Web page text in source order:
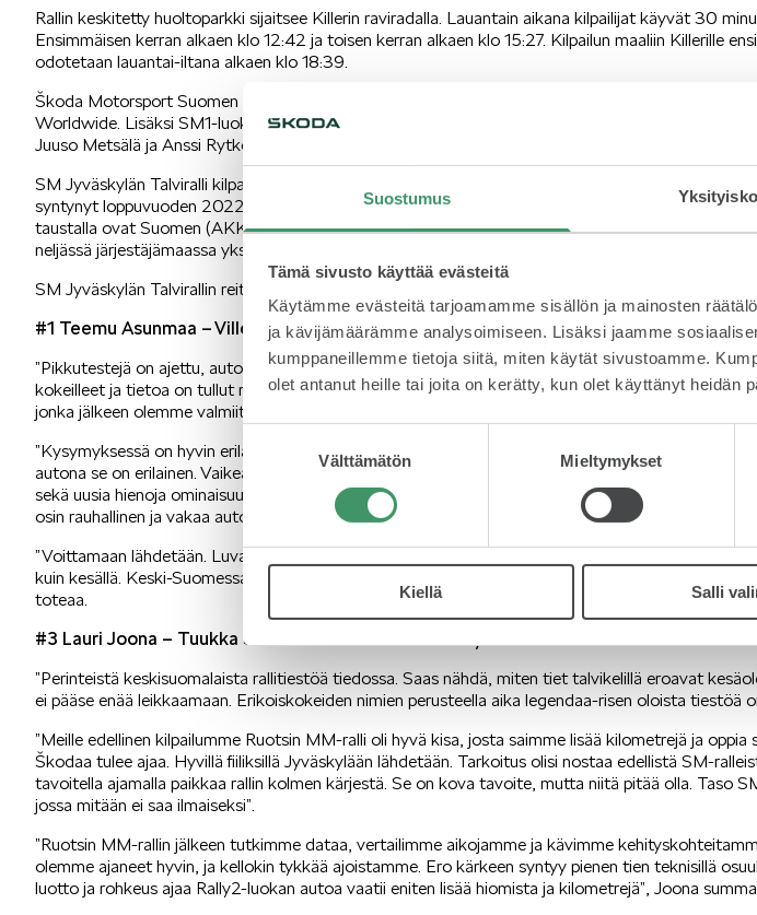
Suostumus
Tämä sivusto käyttää evästeitä
Käytämme evästeitä tarjoamamme sisällön ja mainosten
ja kävijämäärämme analysoimiseen. Lisäksi jaamme
kumppaneillemme tietoja siitä, miten käytät sivustoamme.
olet antanut heille tai joita on kerätty, kun olet käyttänyt heidän
valinta
Välttämätön Mieltymykset
Kiellä Salli
Rallin keskitetty huoltoparkki sijaitsee Killerin raviradalla. Lauantain aikana kilpailijat käyvät 30
Ensimmäisen kerran alkaen klo 12:42 ja toisen kerran alkaen klo 15:27. Kilpailun maaliin Killerille
odotetaan lauantai-iltana alkaen klo 18:39.
Škoda Motorsport Suomen Teemu Asunmaata ja Lauri Joonaa Jyväskylässä ajattaa Toni
Worldwide. Lisäksi SM1-luokan Škodilla viikonloppuna SM-pisteistä kilpailevat muun muassa Juha
Juuso Metsälä ja Anssi Rytkönen sekä kuusi muuta Škoda Fabia -autokuntaa.
SM Jyväskylän Talviralli kilpailu on lisäksi uuden Baltic Sea Rally Championship-sarjan avauskilpailu.
syntynyt loppuvuoden 2022 ja talven 2023 aikana neljän eri maan Autourheiluliittojen yhteisenä
taustalla ovat Suomen (AKK) lisäksi Viron (EASU), Latvian (LAF) ja Liettuan (LASF) lajiliitot.
neljässä järjestäjämaassa yksi osakilpailu.
SM Jyväskylän Talvirallin reitille starttaa kaikkiaan 149 autokuntaa.
#1 Teemu Asunmaa – Ville Mannisenmäki Škoda Fabia RS Rally2:
”Pikkutestejä on ajettu, autoa on hierottu niissä ja yritetty löytää itselleni sopivia säätöjä. Aika
kokeilleet ja tietoa on tullut runsaasti. Ei me olla ihan vielä valmiita, mutta ajamme vielä ennen kisaa
jonka jälkeen olemme valmiita starttaamaan Jyväskylään”.
”Kysymyksessä on hyvin erilainen auto kuin sen edeltäjä oli. Autot mitat ovat muuttuneet, autossa
autona se on erilainen. Vaikea verrata edeltäjään nähden. Uutuus on rauhallisempi ajaa ja autossa
sekä uusia hienoja ominaisuuksia elektroniikan puolelta. Käyttäjälle tarjolla on paljon hyviä juttuja.
osin rauhallinen ja vakaa auto käsitellä”.
”Voittamaan lähdetään. Luvassa on MM-rallimme tiestöä talviolosuhteissa. Veikkaan, että tiet ovat
kuin kesällä. Keski-Suomessa on onneksi lunta aika paljon ja korkeat lumipenkat, joten hieno
toteaa.
#3 Lauri Joona – Tuukka Shemeikka Škoda Fabia Rally2 Evo:
”Perinteistä keskisuomalaista rallitiestöä tiedossa. Saas nähdä, miten tiet talvikelillä eroavat
ei pääse enää leikkaamaan. Erikoiskokeiden nimien perusteella aika legendaa-risen oloista tiestöä
”Meille edellinen kilpailumme Ruotsin MM-ralli oli hyvä kisa, josta saimme lisää kilometrejä ja oppia
Škodaa tulee ajaa. Hyvillä fiiliksillä Jyväskylään lähdetään. Tarkoitus olisi nostaa edellistä SM-
tavoitella ajamalla paikkaa rallin kolmen kärjestä. Se on kova tavoite, mutta niitä pitää olla. Taso
jossa mitään ei saa ilmaiseksi”.
”Ruotsin MM-rallin jälkeen tutkimme dataa, vertailimme aikojamme ja kävimme
olemme ajaneet hyvin, ja kellokin tykkää ajoistamme. Ero kärkeen syntyy pienen tien teknisillä
luotto ja rohkeus ajaa Rally2-luokan autoa vaatii eniten lisää hiomista ja kilometrejä”, Joona